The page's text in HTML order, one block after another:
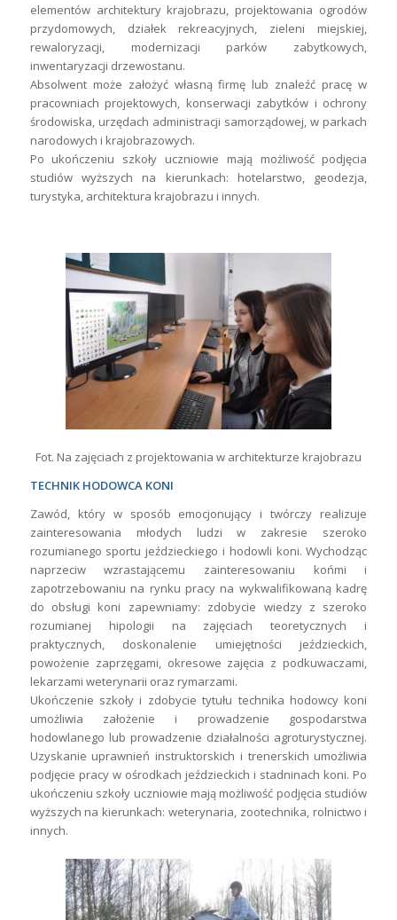
elementów architektury krajobrazu, projektowania ogrodów
przydomowych, działek rekreacyjnych, zieleni miejskiej,
rewaloryzacji, modernizacji parków zabytkowych,
inwentaryzacji drzewostanu.
Absolwent może założyć własną firmę lub znaleźć pracę w
pracowniach projektowych, konserwacji zabytków i ochrony
środowiska, urzędach administracji samorządowej, w parkach
narodowych i krajobrazowych.
Po ukończeniu szkoły uczniowie mają możliwość podjęcia
studiów wyższych na kierunkach: hotelarstwo, geodezja,
turystyka, architektura krajobrazu i innych.
Fot. Na zajęciach z projektowania w architekturze krajobrazu
TECHNIK HODOWCA KONI
Zawód, który w sposób emocjonujący i twórczy realizuje
zainteresowania młodych ludzi w zakresie szeroko
rozumianego sportu jeździeckiego i hodowli koni. Wychodząc
naprzeciw wzrastającemu zainteresowaniu końmi i
zapotrzebowaniu na rynku pracy na wykwalifikowaną kadrę
do obsługi koni zapewniamy: zdobycie wiedzy z szeroko
rozumianej hipologii na zajęciach teoretycznych i
praktycznych, doskonalenie umiejętności jeździeckich,
powożenie zaprzęgami, okresowe zajęcia z podkuwaczami,
lekarzami weterynarii oraz rymarzami.
Ukończenie szkoły i zdobycie tytułu technika hodowcy koni
umożliwia założenie i prowadzenie gospodarstwa
hodowlanego lub prowadzenie działalności agroturystycznej.
Uzyskanie uprawnień instruktorskich i trenerskich umożliwia
podjęcie pracy w ośrodkach jeździeckich i stadninach koni. Po
ukończeniu szkoły uczniowie mają możliwość podjęcia studiów
wyższych na kierunkach: weterynaria, zootechnika, rolnictwo i
innych.